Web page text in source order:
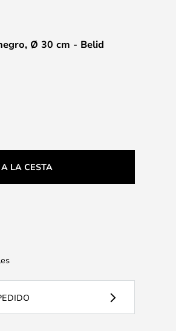
Ø 30 cm - Belid
LA CESTA